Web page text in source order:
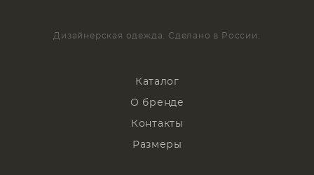
Дизайнерская одежда. Сделано в России.
Каталог
О бренде
Контакты
Размеры